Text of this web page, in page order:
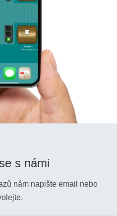
s námi
nám napište email nebo